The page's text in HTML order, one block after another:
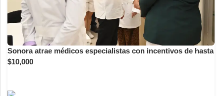
Sonora atrae médicos especialistas con incentivos de hasta
$10,000